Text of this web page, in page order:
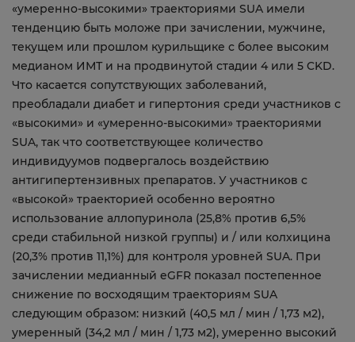
«умеренно-высокими» траекториями SUA имели
тенденцию быть моложе при зачислении, мужчине,
текущем или прошлом курильщике с более высоким
медианом ИМТ и на продвинутой стадии 4 или 5 CKD.
Что касается сопутствующих заболеваний,
преобладали диабет и гипертония среди участников с
«высокими» и «умеренно-высокими» траекториями
SUA, так что соответствующее количество
индивидуумов подвергалось воздействию
антигипертензивных препаратов. У участников с
«высокой» траекторией особенно вероятно
использование аллопуринола (25,8% против 6,5%
среди стабильной низкой группы) и / или колхицина
(20,3% против 11,1%) для контроля уровней SUA. При
зачислении медианный eGFR показал постепенное
снижение по восходящим траекториям SUA
следующим образом: низкий (40,5 мл / мин / 1,73 м2),
умеренный (34,2 мл / мин / 1,73 м2), умеренно высокий